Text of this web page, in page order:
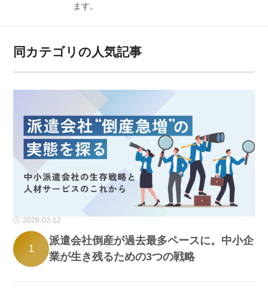
ます。
同カテゴリの人気記事
2026-02-12
1
派遣会社倒産が過去最多ペースに。中小企
業が生き残るための3つの戦略